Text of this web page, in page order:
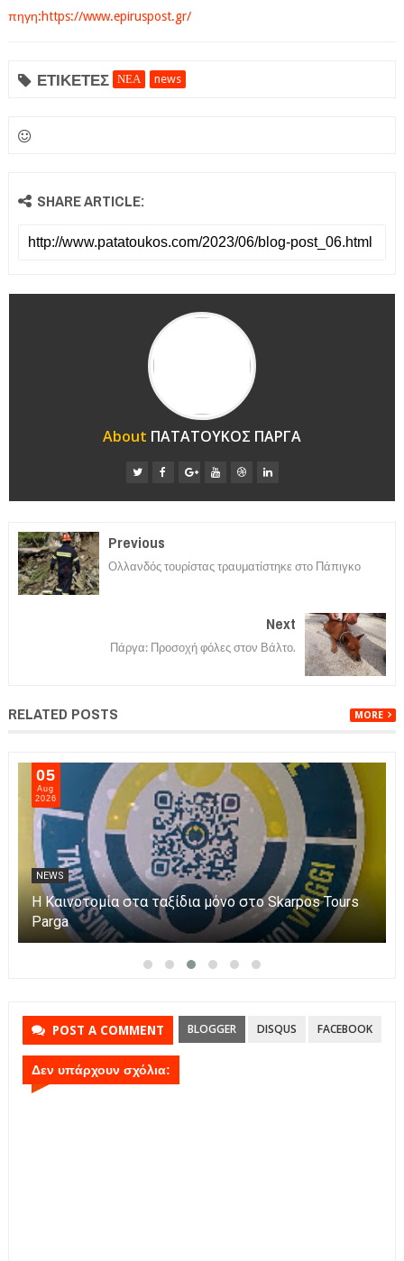
πηγη:https://www.epiruspost.gr/
ΕΤΙΚΕΤΕΣ ΝΕΑ news
SHARE ARTICLE:
About ΠΑΤΑΤΟΥΚΟΣ ΠΑΡΓΑ
Previous
Ολλανδός τουρίστας τραυματίστηκε στο Πάπιγκο
Next
Πάργα: Προσοχή φόλες στον Βάλτο.
RELATED POSTS MORE
05
Aug
2026
NEWS
Η Καινοτομία στα ταξίδια μόνο στο Skarpos Tours
Parga
POST A COMMENT BLOGGER DISQUS FACEBOOK
Δεν υπάρχουν σχόλια: